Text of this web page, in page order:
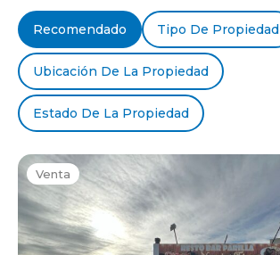
Recomendado Tipo De Propiedad
Ubicación De La Propiedad
Estado De La Propiedad
Venta